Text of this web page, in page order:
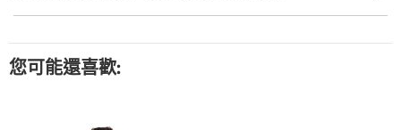
您可能還喜歡: